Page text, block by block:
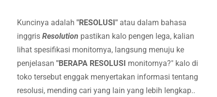
Kuncinya adalah "RESOLUSI" atau dalam bahasa
inggris Resolution pastikan kalo pengen lega, kalian
lihat spesifikasi monitornya, langsung menuju ke
penjelasan "BERAPA RESOLUSI monitornya?" kalo di
toko tersebut enggak menyertakan informasi tentang
resolusi, mending cari yang lain yang lebih lengkap..